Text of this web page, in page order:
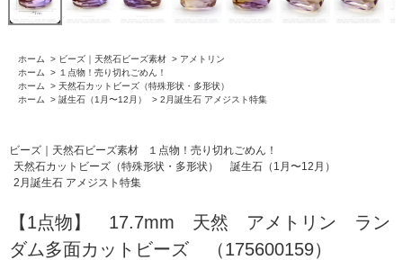
ホーム > ビーズ｜天然石ビーズ素材 > アメトリン
ホーム
> １点物！売り切れごめん！
ホーム
> 天然石カットビーズ（特殊形状・多形状）
ホーム
> 誕生石（1月〜12月） > 2月誕生石 アメジスト特集
ビーズ｜天然石ビーズ素材
１点物！売り切れごめん！
天然石カットビーズ（特殊形状・多形状）
誕生石（1月〜12月）
2月誕生石 アメジスト特集
【1点物】 17.7mm 天然 アメトリン ラン
ダム多面カットビーズ （175600159）